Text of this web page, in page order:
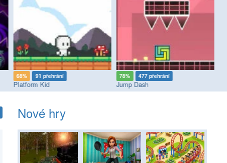
68% 91 přehrání
Platform Kid
78% 477 přehrání
Jump Dash
Nové hry